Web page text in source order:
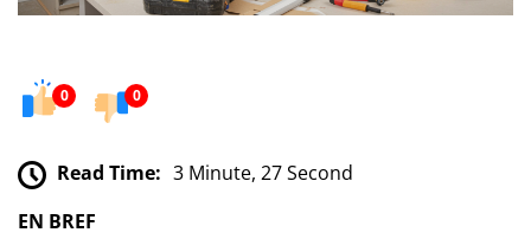
0 0
Read Time: 3 Minute, 27 Second
EN BREF